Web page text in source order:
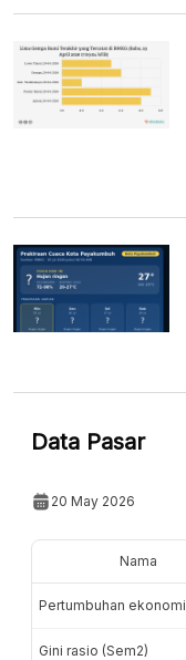
Data Pasar
20 May 2026
Nama
Pertumbuhan ekonomi
Gini rasio (Sem2)